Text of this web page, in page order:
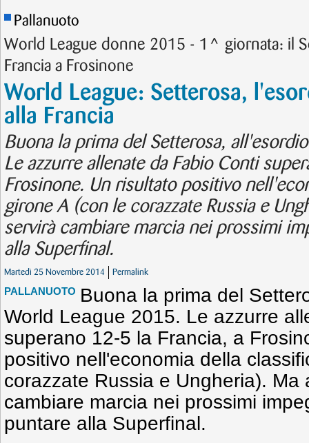
Pallanuoto
World League donne 2015 - 1^ giornata: il
Francia a Frosinone
World League: Setterosa,
alla Francia
Buona la prima del Setterosa,
Le azzurre allenate da Fabio Conti
Frosinone. Un risultato positivo
girone A (con le corazzate Russia e
servirà cambiare marcia nei prossimi
alla Superfinal.
Martedì 25 Novembre 2014 Permalink
PALLANUOTO Buona la prima del
World League 2015. Le azzurre
superano 12-5 la Francia, a
positivo nell'economia della
corazzate Russia e Ungheria). Ma
cambiare marcia nei prossimi
puntare alla Superfinal.